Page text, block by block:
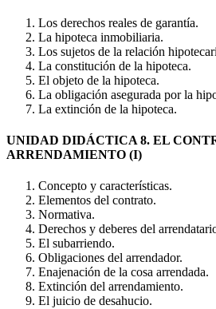
Los derechos reales de garantía.
La hipoteca inmobiliaria.
Los sujetos de la relación
La constitución de la hipoteca.
El objeto de la hipoteca.
La obligación asegurada por la
La extinción de la hipoteca.
UNIDAD DIDÁCTICA 8. EL
ARRENDAMIENTO (I)
Concepto y características.
Elementos del contrato.
Normativa.
Derechos y deberes del
El subarriendo.
Obligaciones del arrendador.
Enajenación de la cosa arrendada.
Extinción del arrendamiento.
El juicio de desahucio.